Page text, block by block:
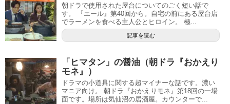
朝ドラで使用された屋台についてのごく短い話で
す。 『エール』第40回から。自宅の前にある屋台店
でラーメンを食べる主人公とヒロイン。 極...
記事を読む
「ヒマタン」の醤油（朝ドラ『おかえり
モネ』）
ドラマの小道具に関する超マイナーな話です。濃い
マニア向け。 朝ドラ『おかえりモネ』第18回の一場
面です。場所は気仙沼の居酒屋。カウンターで...